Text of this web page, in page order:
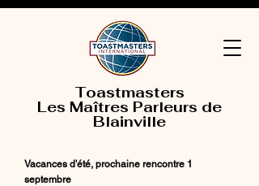
Toastmasters
Les Maîtres Parleurs de
Blainville
Vacances d'été, prochaine rencontre 1
septembre